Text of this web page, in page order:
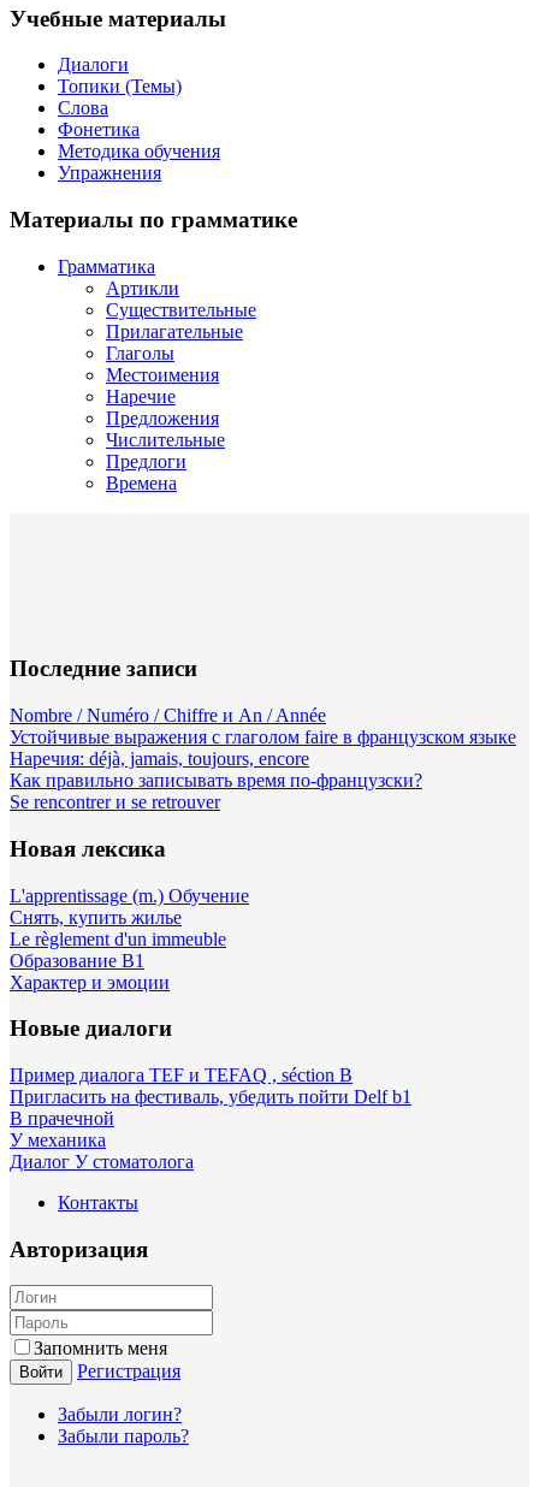
Учебные материалы
Диалоги
Топики (Темы)
Слова
Фонетика
Методика обучения
Упражнения
Материалы по грамматике
Грамматика
Артикли
Существительные
Прилагательные
Глаголы
Местоимения
Наречие
Предложения
Числительные
Предлоги
Времена
Последние записи
Nombre / Numéro / Chiffre и An / Année
Устойчивые выражения с глаголом faire в французском языке
Наречия: déjà, jamais, toujours, encore
Как правильно записывать время по-французски?
Se rencontrer и se retrouver
Новая лексика
L'apprentissage (m.) Обучение
Снять, купить жилье
Le règlement d'un immeuble
Образование B1
Характер и эмоции
Новые диалоги
Пример диалога TEF и TEFAQ , séction B
Пригласить на фестиваль, убедить пойти Delf b1
В прачечной
У механика
Диалог У стоматолога
Контакты
Авторизация
Запомнить меня
Войти Регистрация
Забыли логин?
Забыли пароль?